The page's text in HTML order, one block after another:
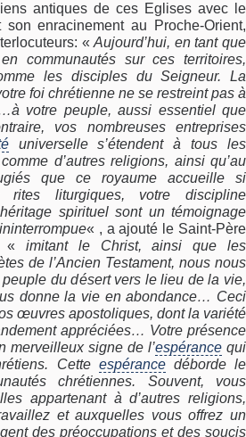
antiques de ces Eglises avec le
son enracinement au Proche-Orient,
«Aujourd’hui, en tant que
communautés sur ces territoires,
les disciples du Seigneur. La
foi chrétienne ne se restreint pas à
votre peuple, aussi essentiel que
vos nombreuses entreprises
universelle s’étendent à tous les
d’autres religions, ainsi qu’au
que ce royaume accueille si
rites liturgiques, votre discipline
spirituel sont un témoignage
« , a ajouté le Saint-Père
«imitant le Christ, ainsi que les
de l’Ancien Testament, nous nous
du désert vers le lieu de la vie,
donne la vie en abondance… Ceci
œuvres apostoliques, dont la variété
appréciées… Votre présence
merveilleux signe de l’espérance qui
Cette espérancedéborde le
chrétiennes. Souvent, vous
appartenant à d’autres religions,
et auxquelles vous offrez un
des préoccupations et des soucis